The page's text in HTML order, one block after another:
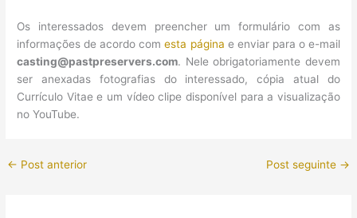
Os interessados devem preencher um formulário com as
informações de acordo comesta página e enviar para o e-mail
casting@pastpreservers.com. Nele obrigatoriamente devem
ser anexadas fotografias do interessado, cópia atual do
Currículo Vitae e um vídeo clipe disponível para a visualização
no YouTube.
← Post anterior Post seguinte →